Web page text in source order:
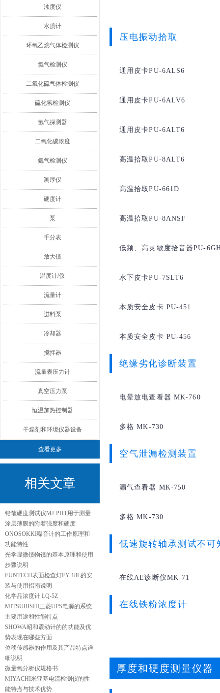
浊度仪
水质计
环氧乙烷气体检测仪
氯气检测仪
二氧化硫气体检测仪
硫化氢检测仪
氢气探测器
二氧化碳浓度
氨气检测仪
测厚仪
硬度计
泵
千分表
放大镜
温度计/仪
流量计
进料泵
冷却器
搅拌器
流量表压力计
真空压力泵
恒温加热控制器
干燥剂和环境仪器设备
查看更多
相关文章
铅笔硬度测试仪MJ-PHT用于测量
涂层薄膜的附着强度和硬度
ONOSOKKI噪音计的工作原理和
功能特性
光学显微镜物镜的基本原理和使用
步骤说明
FUNTECH表面检查灯FY-18L的安
装与使用指南说明
化学品浓度计 LQ-5Z
MITSUBISHI三菱UPS电源的系统
主要用途和性能特点
SHOWA昭和震动计的的功能及优
势表现在哪些方面
位移传感器的作用及其产品特点详
细说明
微量氧分析仪规格书
MIYACHI米亚基电流检测仪的性
能特点与技术优势
压电振动拾取
通用皮卡PU-6ALS6
通用皮卡PU-6ALV6
通用皮卡PU-6ALT6
高温拾取PU-8ALT6
高温拾取PU-661D
高温拾取PU-8ANSF
低频、高灵敏度拾音器PU-
水下皮卡PU-7SLT6
本质安全皮卡 PU-451
本质安全皮卡 PU-456
绝缘劣化诊断装置
电晕放电查看器 MK-760
多格 MK-730
空气泄漏检测装置
漏气查看器 MK-750
多格 MK-730
低速旋转轴承测试不可
在线AE诊断仪MK-71
在线铁粉浓度计
厚度和硬度测量仪器